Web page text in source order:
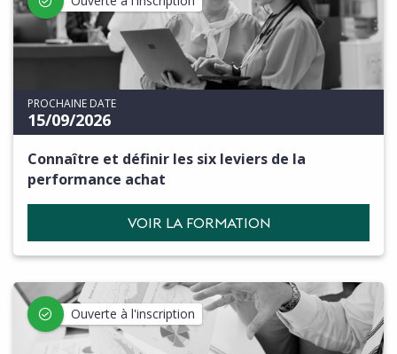
PROCHAINE DATE
15/09/2026
Connaître et définir les six leviers de la
performance achat
VOIR LA FORMATION
Ouverte à l'inscription